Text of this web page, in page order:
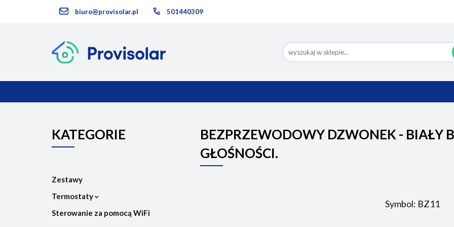
biuro@provisolar.pl 501440309
Kategorie
KATEGORIE
Zestawy
Termostaty
Sterowanie za pomocą WiFi
BEZPRZEWODOWY DZWONEK - BIAŁY
GŁOŚNOŚCI.
Symbol: BZ11